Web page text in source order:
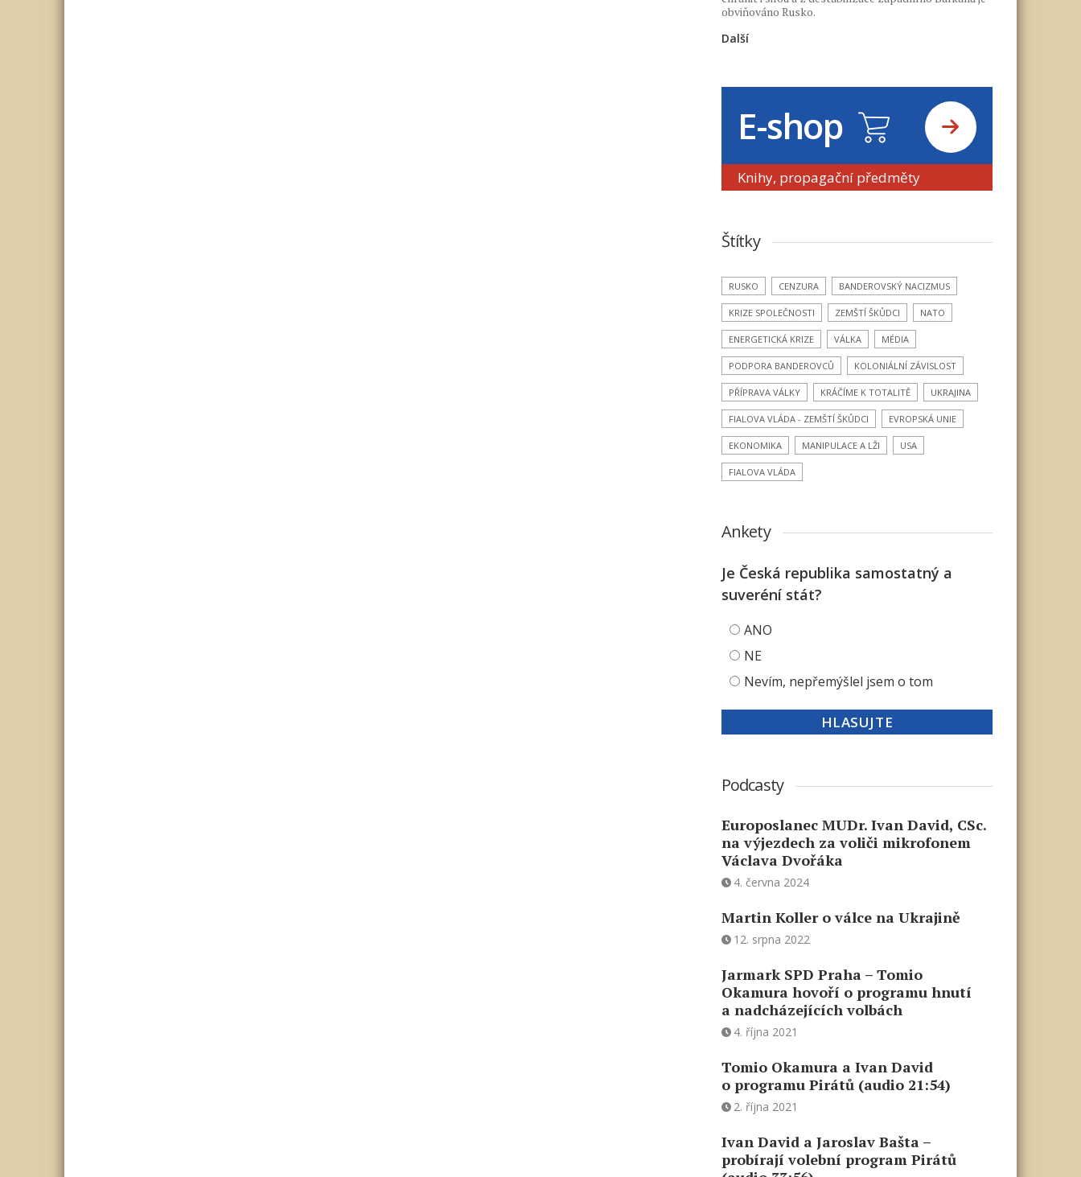
obviňováno Rusko.
Další
E-shop
Knihy, propagační předměty
Štítky
RUSKO CENZURA BANDEROVSKÝ NACIZMUS
KRIZE SPOLEČNOSTI ZEMŠTÍ ŠKŮDCI NATO
ENERGETICKÁ KRIZE VÁLKA MÉDIA
PODPORA BANDEROVCŮ KOLONIÁLNÍ ZÁVISLOST
PŘÍPRAVA VÁLKY KRÁČÍME K TOTALITĚ UKRAJINA
FIALOVA VLÁDA - ZEMŠTÍ ŠKŮDCI EVROPSKÁ UNIE
EKONOMIKA MANIPULACE A LŽI USA
FIALOVA VLÁDA
Ankety
Je Česká republika samostatný a
suveréní stát?
ANO
NE
Nevím, nepřemýšlel jsem o tom
Podcasty
Europoslanec MUDr. Ivan David, CSc.
na výjezdech za voliči mikrofonem
Václava Dvořáka
4. června 2024
Martin Koller o válce na Ukrajině
12. srpna 2022
Jarmark SPD Praha – Tomio
Okamura hovoří o programu hnutí
a nadcházejících volbách
4. října 2021
Tomio Okamura a Ivan David
o programu Pirátů (audio 21:54)
2. října 2021
Ivan David a Jaroslav Bašta –
probírají volební program Pirátů